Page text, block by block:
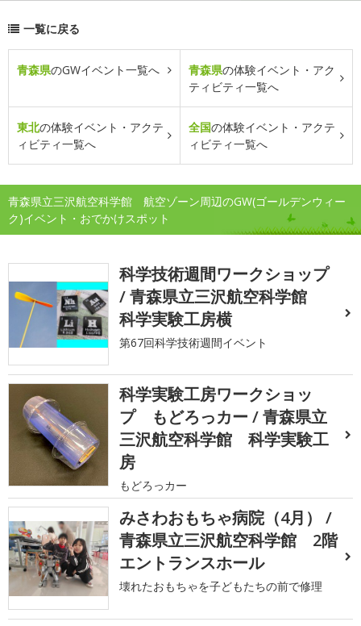
一覧に戻る
青森県のGWイベント一覧へ 青森県の体験イベント・アク
ティビティ一覧へ
東北の体験イベント・アクテ
ィビティ一覧へ
全国の体験イベント・アクテ
ィビティ一覧へ
青森県立三沢航空科学館 航空ゾーン周辺のGW(ゴールデンウィー
ク)イベント・おでかけスポット
科学技術週間ワークショップ
/ 青森県立三沢航空科学館
科学実験工房横
第67回科学技術週間イベント
科学実験工房ワークショッ
プ もどろっカー / 青森県立
三沢航空科学館 科学実験工
房
もどろっカー
みさわおもちゃ病院（4月） /
青森県立三沢航空科学館 2階
エントランスホール
壊れたおもちゃを子どもたちの前で修理